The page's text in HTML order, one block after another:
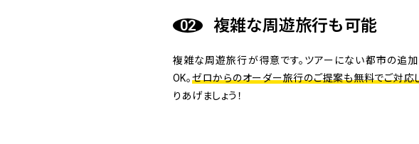
複雑な周遊旅行も可能
複雑な周遊旅行が得意です。ツアーにない都市の追加
OK。ゼロからのオーダー旅行のご提案も無料でご対応
りあげましょう！